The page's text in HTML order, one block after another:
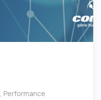
, Performance